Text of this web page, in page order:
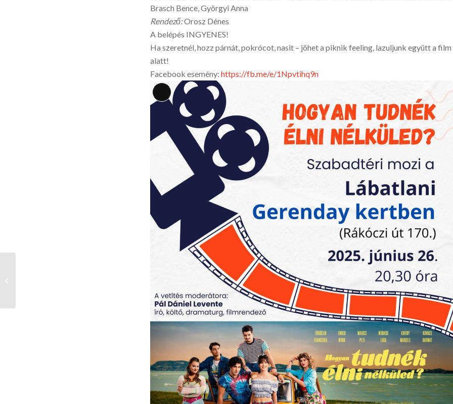
Brasch Bence, Györgyi Anna
Rendező:Orosz Dénes
A belépés INGYENES!
Ha szeretnél, hozz párnát, pokrócot, nasit – jöhet a piknik feeling, lazuljunk együtt a film
alatt!
Facebook esemény: https://fb.me/e/1Npvtihq9n
Long
Description